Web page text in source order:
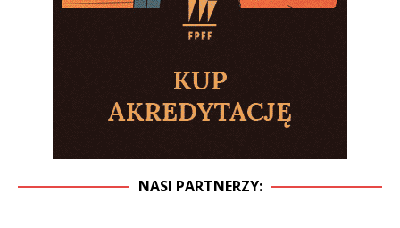
NASI PARTNERZY: